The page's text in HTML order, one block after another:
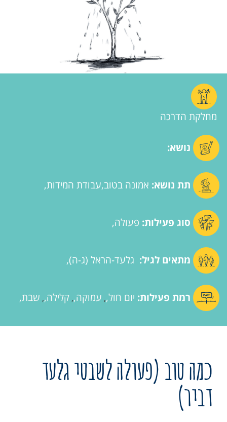
מחלקת הדרכה
נושא:
תת נושא: אמונה בטוב עבודת המידות
סוג פעילות: פעולה
מתאים לגיל: גלעד-הראל (ג-ה)
רמת פעילות: יום חול , עמוקה , קלילה , שבת
כמה טוב (פעולה לשבטי גלעד
דביר)